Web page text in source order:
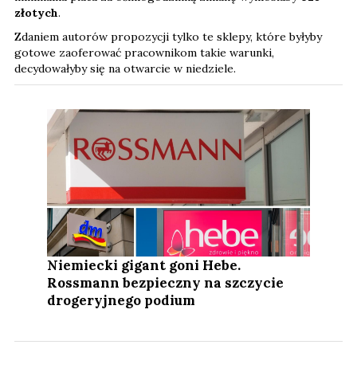
złotych.
Zdaniem autorów propozycji tylko te sklepy, które byłyby
gotowe zaoferować pracownikom takie warunki,
decydowałyby się na otwarcie w niedziele.
Niemiecki gigant goni Hebe.
Rossmann bezpieczny na szczycie
drogeryjnego podium